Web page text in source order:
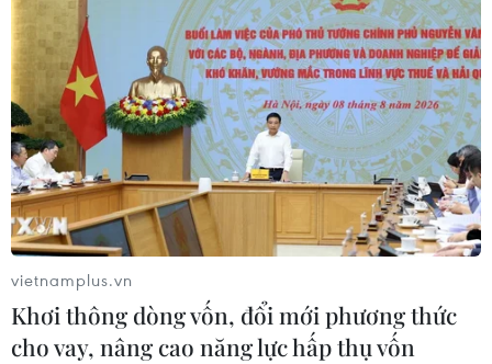
(Vietnam+)
vietnamplus.vn
Khơi thông dòng vốn, đổi mới phương thức
cho vay, nâng cao năng lực hấp thụ vốn